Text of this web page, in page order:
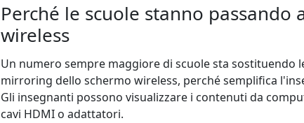
Perché le scuole stanno
wireless
Un numero sempre maggiore di scuole sta sostituendo
mirroring dello schermo wireless, perché semplifica
Gli insegnanti possono visualizzare i contenuti da
cavi HDMI o adattatori.